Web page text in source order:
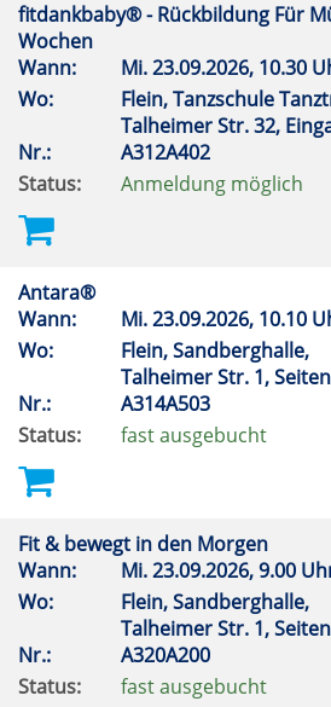
fitdankbaby® - Rückbildung Für
Wochen
Wann:
Mi.23.09.2026, 10.30
Wo:
Flein, Tanzschule
Talheimer Str. 32,
Nr.:
A312A402
Status:
Anmeldung möglich
Antara®
Wann:
Mi.23.09.2026, 10.10
Wo:
Flein, Sandberghalle,
Talheimer Str. 1,
Nr.:
A314A503
Status:
fast ausgebucht
Fit & bewegt in den Morgen
Wann:
Mi.23.09.2026, 9.00
Wo:
Flein, Sandberghalle,
Talheimer Str. 1,
Nr.:
A320A200
Status:
fast ausgebucht